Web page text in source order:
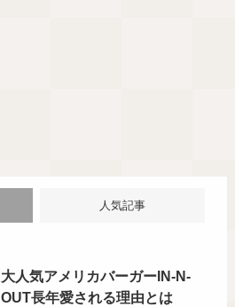
人気記事
大人気アメリカバーガーIN-N-
OUT長年愛される理由とは